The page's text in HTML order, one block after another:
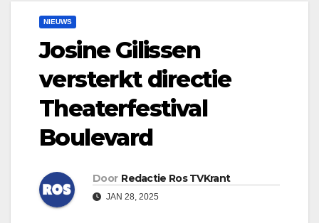
NIEUWS
Josine Gilissen
versterkt directie
Theaterfestival
Boulevard
Door Redactie Ros TVKrant
JAN 28, 2025